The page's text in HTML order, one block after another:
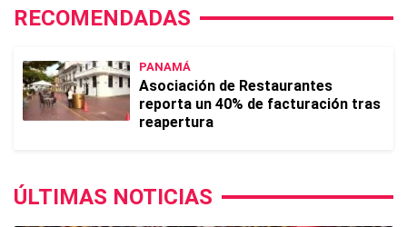
RECOMENDADAS
PANAMÁ
Asociación de Restaurantes
reporta un 40% de facturación tras
reapertura
ÚLTIMAS NOTICIAS